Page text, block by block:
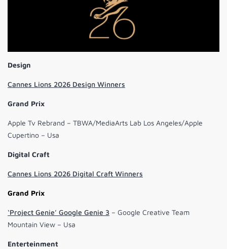
Design
Cannes Lions 2026 Design Winners
Grand Prix
Apple Tv Rebrand – TBWA/MediaArts Lab Los Angeles/Apple
Cupertino – Usa
Digital Craft
Cannes Lions 2026 Digital Craft Winners
Grand Prix
‘Project Genie’ Google Genie 3 – Google Creative Team
Mountain View – Usa
Enterteinment